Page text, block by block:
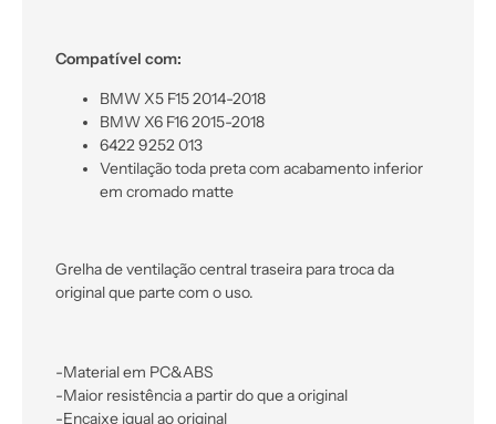
Compatível com:
BMW X5 F15 2014-2018
BMW X6 F16 2015-2018
6422 9252 013
Ventilação toda preta com acabamento inferior
em cromado matte
Grelha de ventilação central traseira para troca da
original que parte com o uso.
-Material em PC&ABS
-Maior resistência a partir do que a original
-Encaixe igual ao original